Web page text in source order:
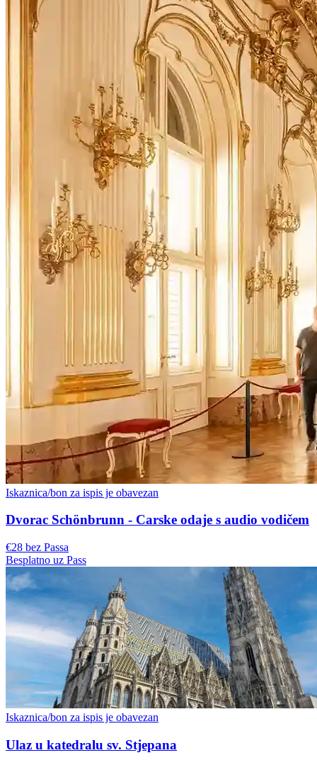
Iskaznica/bon za ispis je obavezan
Dvorac Schönbrunn - Carske odaje s audio vodičem
€28 bez Passa
Besplatno uz Pass
Iskaznica/bon za ispis je obavezan
Ulaz u katedralu sv. Stjepana